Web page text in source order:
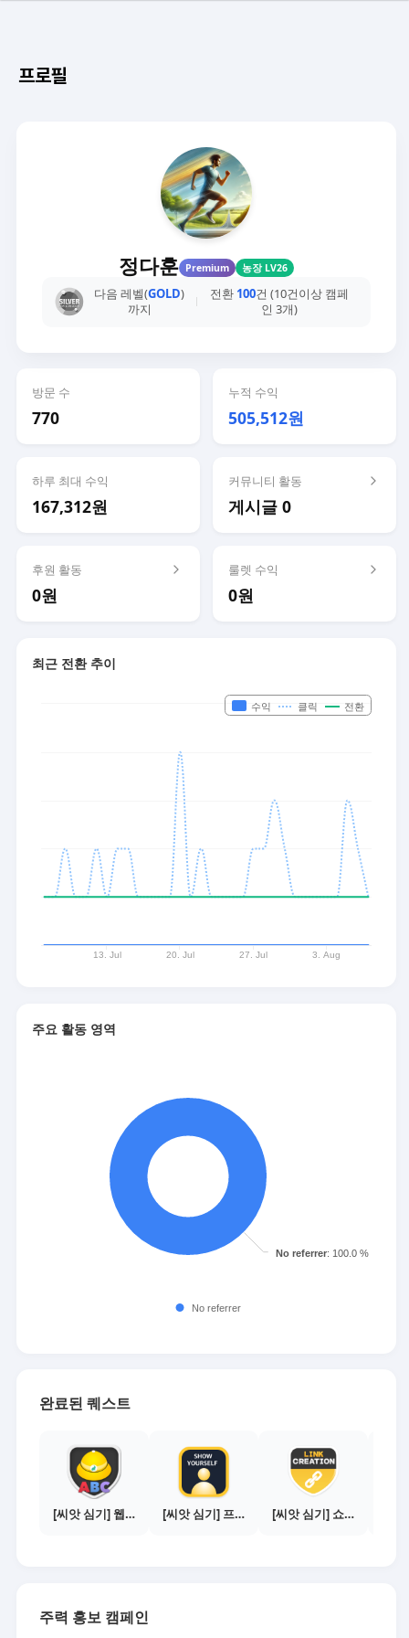
프로필
정다훈 Premium 농장 LV26
다음 레벨(GOLD)
까지
전환 100건 (10건이상 캠페
인 3개)
방문 수
770
누적 수익
505,512원
하루 최대 수익
167,312원
커뮤니티 활동
게시글 0
후원 활동
0원
룰렛 수익
0원
최근 전환 추이
주요 활동 영역
완료된 퀘스트
[씨앗 심기] 웹툰보기 - 수익내기 편 [씨앗 심기] 프로필 사진 등록하기 [씨앗 심기] 쇼핑몰 링크 발급하기 - 제휴몰 10곳
주력 홍보 캠페인